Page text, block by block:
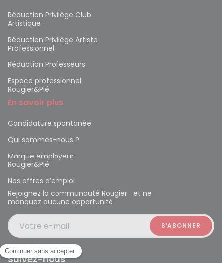
Réduction Privilège Club
Artistique
Réduction Privilège Artiste
Professionnel
Réduction Professeurs
Espace professionnel
Rougier&Plé
En savoir plus
Candidature spontanée
Qui sommes-nous ?
Marque employeur
Rougier&Plé
Nos offres d’emploi
Rejoignez la communauté Rougier et ne
manquez aucune opportunité
Votre e-mail
Suivez-nous